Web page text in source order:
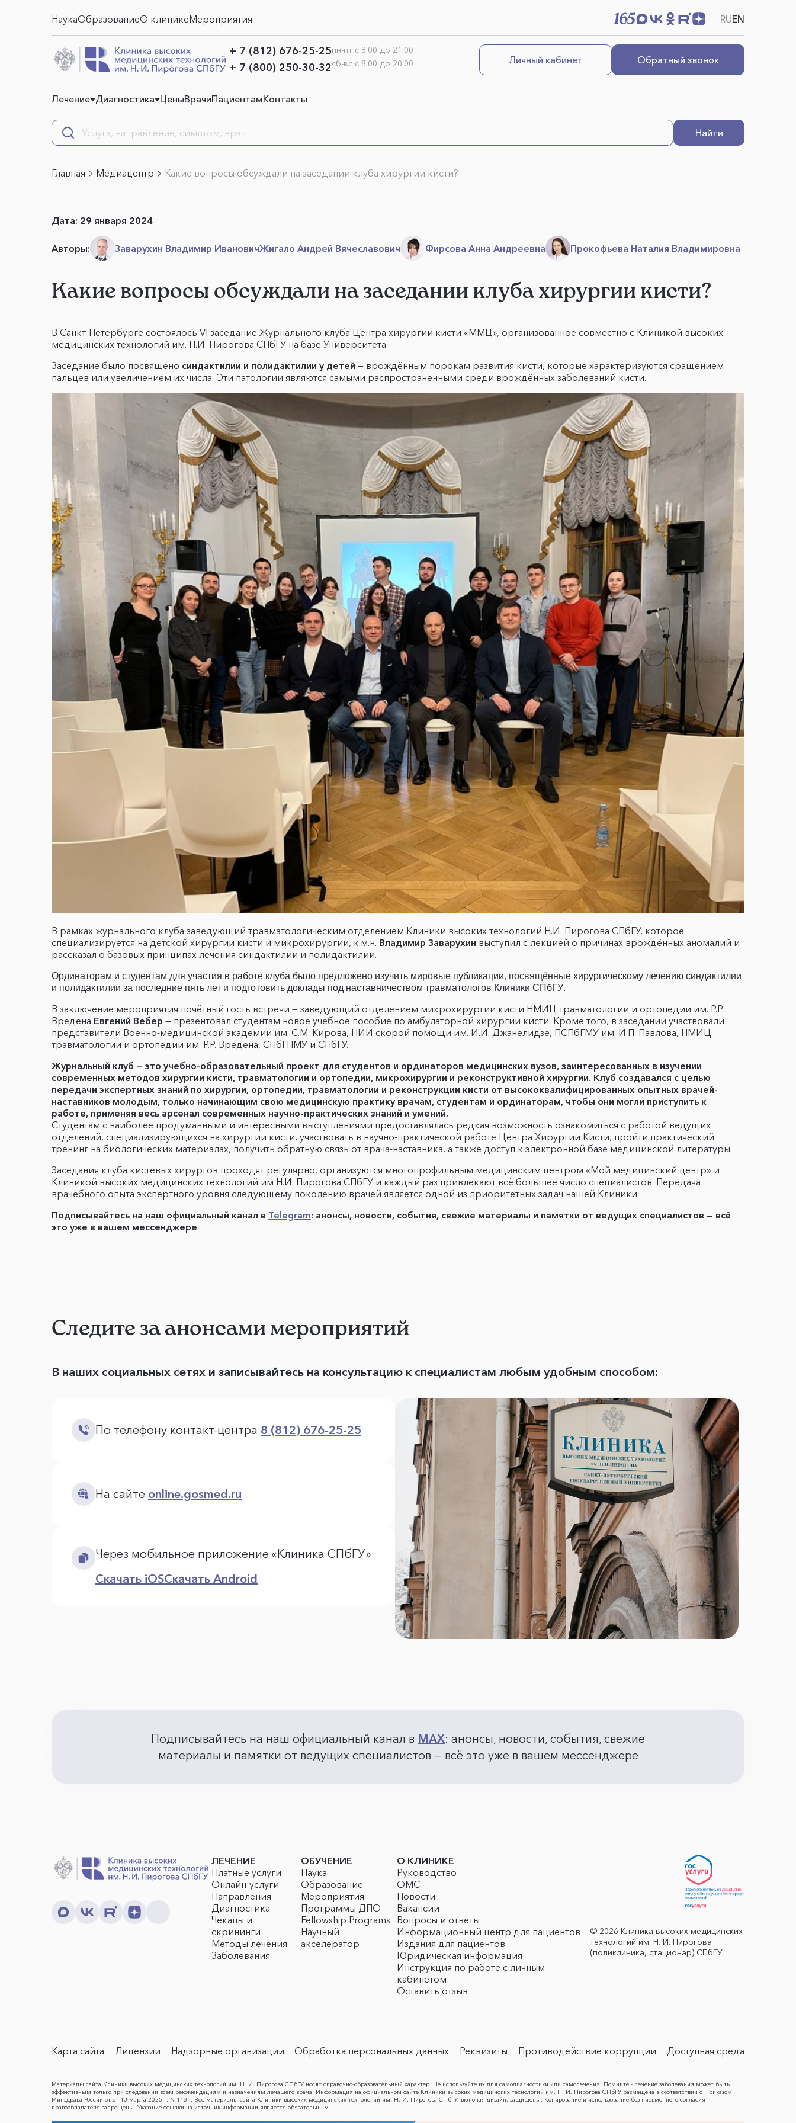
НаукаОбразованиеО клиникеМероприятия RUEN
+ 7 (812) 676-25-25
+ 7 (800) 250-30-32
пн-пт с 8:00 до 21:00
сб-вс с 8:00 до 20:00
Обратный звонок
Личный кабинет
Лечение Диагностика ЦеныВрачиПациентамКонтакты
Найти
Главная Медиацентр Какие вопросы обсуждали на заседании клуба хирургии кисти?
Дата: 29 января 2024
Авторы: Заварухин Владимир ИвановичЖигало Андрей Вячеславович Фирсова Анна Андреевна Прокофьева Наталия Владимировна
Какие вопросы обсуждали на заседании клуба хирургии кисти?
В Санкт-Петербурге состоялось VI заседание Журнального клуба Центра хирургии кисти «ММЦ», организованное совместно с Клиникой высоких
медицинских технологий им. Н.И. Пирогова СПбГУ на базе Университета.
Заседание было посвящено синдактилии и полидактилии у детей — врождённым порокам развития кисти, которые характеризуются сращением
пальцев или увеличением их числа. Эти патологии являются самыми распространёнными среди врождённых заболеваний кисти.
В рамках журнального клуба заведующий травматологическим отделением Клиники высоких технологий Н.И. Пирогова СПбГУ, которое
специализируется на детской хирургии кисти и микрохирургии, к.м.н. Владимир Заварухин выступил с лекцией о причинах врождённых аномалий и
рассказал о базовых принципах лечения синдактилии и полидактилии.
Ординаторам и студентам для участия в работе клуба было предложено изучить мировые публикации, посвящённые хирургическому лечению синдактилии
и полидактилии за последние пять лет и подготовить доклады под наставничеством травматологов Клиники СПбГУ.
В заключение мероприятия почётный гость встречи — заведующий отделением микрохирургии кисти НМИЦ травматологии и ортопедии им. Р.Р.
Вредена Евгений Вебер — презентовал студентам новое учебное пособие по амбулаторной хирургии кисти. Кроме того, в заседании участвовали
представители Военно-медицинской академии им. С.М. Кирова, НИИ скорой помощи им. И.И. Джанелидзе, ПСПбГМУ им. И.П. Павлова, НМИЦ
травматологии и ортопедии им. Р.Р. Вредена, СПбГПМУ и СПбГУ.
Журнальный клуб — это учебно-образовательный проект для студентов и ординаторов медицинских вузов, заинтересованных в изучении
современных методов хирургии кисти, травматологии и ортопедии, микрохирургии и реконструктивной хирургии. Клуб создавался с целью
передачи экспертных знаний по хирургии, ортопедии, травматологии и реконструкции кисти от высококвалифицированных опытных врачей-
наставников молодым, только начинающим свою медицинскую практику врачам, студентам и ординаторам, чтобы они могли приступить к
работе, применяя весь арсенал современных научно-практических знаний и умений.
Студентам с наиболее продуманными и интересными выступлениями предоставлялась редкая возможность ознакомиться с работой ведущих
отделений, специализирующихся на хирургии кисти, участвовать в научно-практической работе Центра Хирургии Кисти, пройти практический
тренинг на биологических материалах, получить обратную связь от врача-наставника, а также доступ к электронной базе медицинской литературы.
Заседания клуба кистевых хирургов проходят регулярно, организуются многопрофильным медицинским центром «Мой медицинский центр» и
Клиникой высоких медицинских технологий им Н.И. Пирогова СПбГУ и каждый раз привлекают всё большее число специалистов. Передача
врачебного опыта экспертного уровня следующему поколению врачей является одной из приоритетных задач нашей Клиники.
Подписывайтесь на наш официальный канал в Telegram: анонсы, новости, события, свежие материалы и памятки от ведущих специалистов — всё
это уже в вашем мессенджере
Следите за анонсами мероприятий
В наших социальных сетях и записывайтесь на консультацию к специалистам любым удобным способом:
По телефону контакт-центра 8 (812) 676-25-25
На сайте online.gosmed.ru
Через мобильное приложение «Клиника СПбГУ»
Скачать iOSСкачать Android
Подписывайтесь на наш официальный канал в MAX: анонсы, новости, события, свежие
материалы и памятки от ведущих специалистов — всё это уже в вашем мессенджере
ЛЕЧЕНИЕ
Платные услуги
Онлайн-услуги
Направления
Диагностика
Чекапы и
скрининги
Методы лечения
Заболевания
ОБУЧЕНИЕ
Наука
Образование
Мероприятия
Программы ДПО
Fellowship Programs
Научный
акселератор
О КЛИНИКЕ
Руководство
ОМС
Новости
Вакансии
Вопросы и ответы
Информационный центр для пациентов
Издания для пациентов
Юридическая информация
Инструкция по работе с личным
кабинетом
Оставить отзыв
© 2026 Клиника высоких медицинских
технологий им. Н. И. Пирогова
(поликлиника, стационар) СПбГУ
Карта сайта Лицензии Надзорные организации Обработка персональных данных Реквизиты Противодействие коррупции Доступная среда
Материалы сайта Клиники высоких медицинских технологий им. Н. И. Пирогова СПбГУ носят справочно-образовательный характер. Не используйте их для самодиагностики или самолечения. Помните - лечение заболевания может быть
эффективным только при следовании всем рекомендациям и назначениям лечащего врача! Информация на официальном сайте Клиники высоких медицинских технологий им. Н. И. Пирогова СПбГУ размещена в соответствии с Приказом
Минздрава России от от 13 марта 2025 г. N 118н. Все материалы сайта Клиники высоких медицинских технологий им. Н. И. Пирогова СПбГУ, включая дизайн, защищены. Копирование и использование без письменного согласия
правообладателя запрещены. Указание ссылки на источник информации является обязательным.